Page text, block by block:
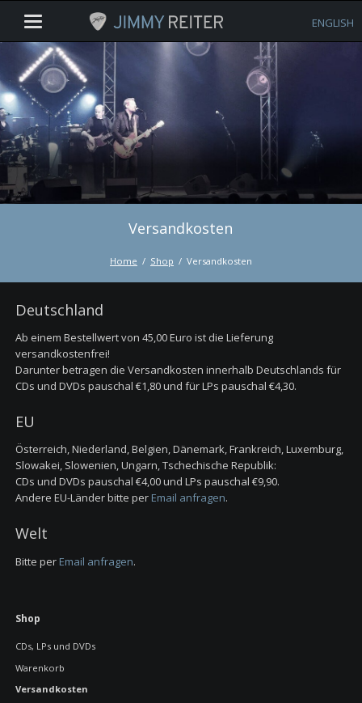
ENGLISH
Versandkosten
Home Shop Versandkosten
Deutschland
Ab einem Bestellwert von 45,00 Euro ist die Lieferung
versandkostenfrei!
Darunter betragen die Versandkosten innerhalb Deutschlands für
CDs und DVDs pauschal €1,80 und für LPs pauschal €4,30.
EU
Österreich, Niederland, Belgien, Dänemark, Frankreich, Luxemburg,
Slowakei, Slowenien, Ungarn, Tschechische Republik:
CDs und DVDs pauschal €4,00 und LPs pauschal €9,90.
Andere EU-Länder bitte per Email anfragen.
Welt
Bitte per Email anfragen.
Navigation
Shop
CDs, LPs und DVDs
Warenkorb
Versandkosten